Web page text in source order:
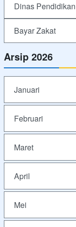
Dinas
Bayar Zakat
Arsip 2026
Januari
Februari
Maret
April
Mei